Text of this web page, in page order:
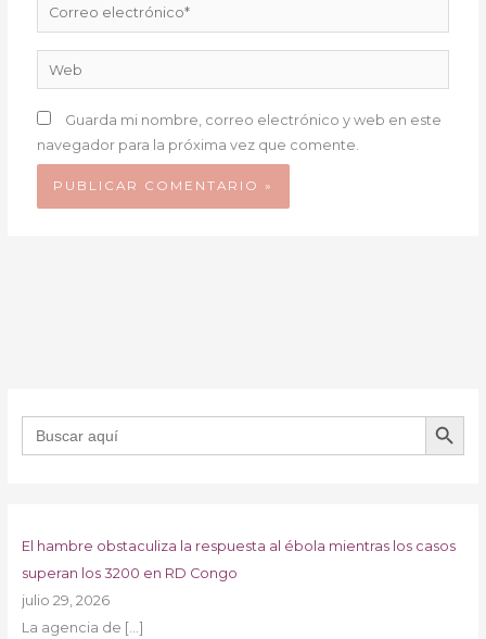
Correo
electrónico*
Web
Guarda mi nombre, correo electrónico y web en este
navegador para la próxima vez que comente.
Buscar: BOTÓN DE
El hambre obstaculiza la respuesta al ébola mientras los casos
superan los 3200 en RD Congo
julio 29, 2026
La agencia de […]